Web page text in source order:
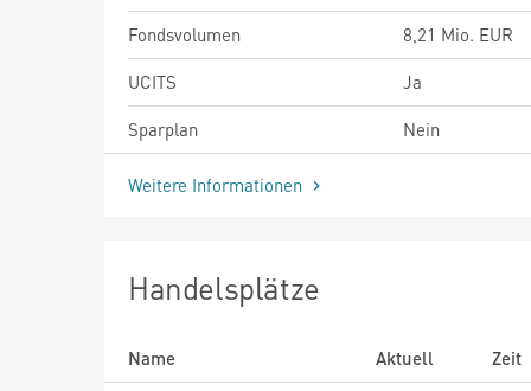
Fondsvolumen
8,21 Mio. EUR
UCITS
Ja
Sparplan
Nein
Weitere Informationen
Handelsplätze
Name Aktuell
Zeit